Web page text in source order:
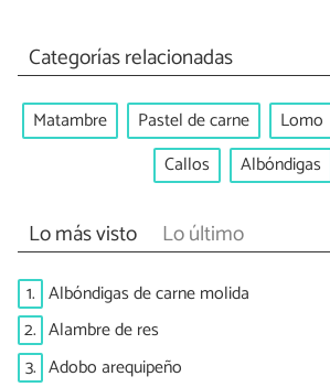
Categorías relacionadas
Matambre Pastel de carne Lomo
Callos
Albóndigas
Lo más visto Lo último
1. Albóndigas de carne molida
2. Alambre de res
3. Adobo arequipeño